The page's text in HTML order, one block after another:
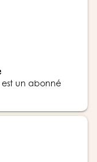
est un abonné